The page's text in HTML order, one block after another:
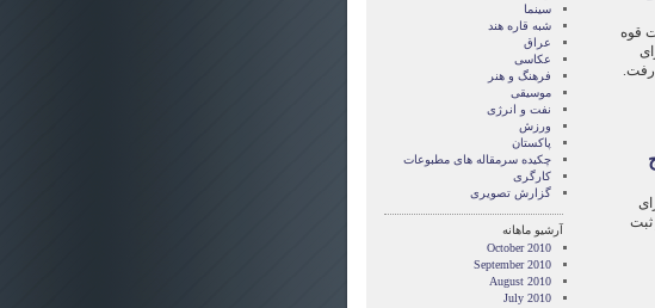
قوه
رفت.
ثبت
سینما
شبه قاره هند
عراق
عکاسی
فرهنگ و هنر
موسیقی
نفت و انرژی
ورزش
پاکستان
چکیده سرمقاله های مطبوعات
کارگری
گزارش تصويری
آرشیو ماهانه
October 2010
September 2010
August 2010
July 2010